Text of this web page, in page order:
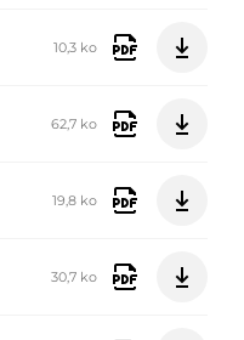
10,3 ko
62,7 ko
19,8 ko
30,7 ko